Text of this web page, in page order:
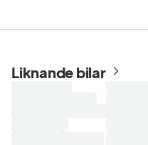
Liknande bilar